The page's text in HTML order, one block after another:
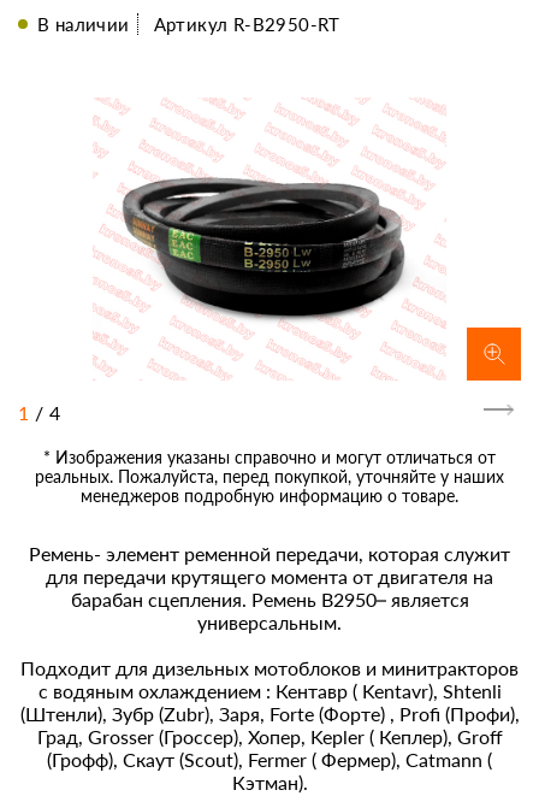
В наличии Артикул R-B2950-RT
1 / 4
* Изображения указаны справочно и могут отличаться от
реальных. Пожалуйста, перед покупкой, уточняйте у наших
менеджеров подробную информацию о товаре.
Ремень- элемент ременной передачи, которая служит
для передачи крутящего момента от двигателя на
барабан сцепления. Ремень B2950– является
универсальным.
Подходит для дизельных мотоблоков и минитракторов
с водяным охлаждением : Кентавр ( Kentavr), Shtenli
(Штенли), Зубр (Zubr), Заря, Forte (Форте) , Profi (Профи),
Град, Grosser (Гроссер), Хопер, Kepler ( Кеплер), Groff
(Грофф), Скаут (Scout), Fermer ( Фермер), Catmann (
Кэтман).